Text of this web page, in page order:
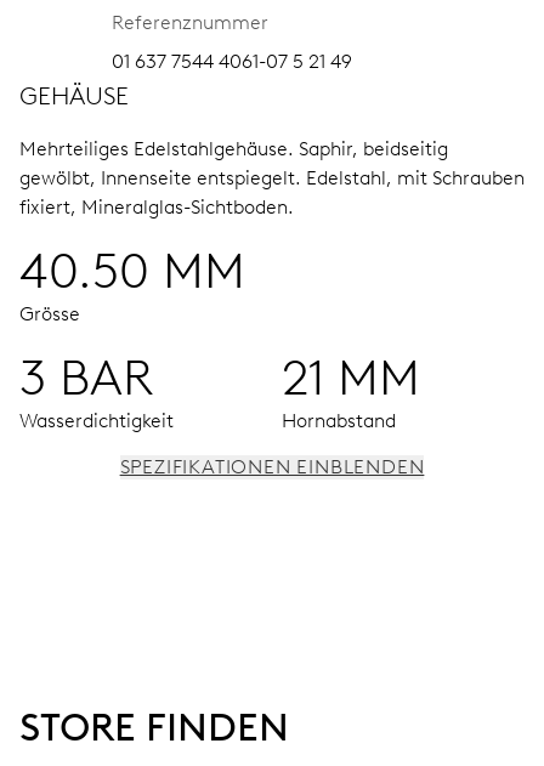
Referenznummer
01 637 7544 4061-07 5 21 49
GEHÄUSE
Mehrteiliges Edelstahlgehäuse. Saphir, beidseitig
gewölbt, Innenseite entspiegelt. Edelstahl, mit Schrauben
fixiert, Mineralglas-Sichtboden.
40.50 MM
Grösse
3 BAR
Wasserdichtigkeit
21 MM
Hornabstand
38 Std.
SPEZIFIKATIONEN EINBLENDEN
STORE FINDEN